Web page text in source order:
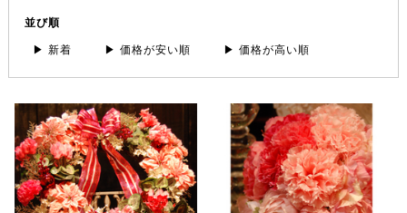
並び順
▶ 新着 ▶ 価格が安い順 ▶ 価格が高い順